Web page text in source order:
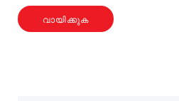
വായിക്കുക